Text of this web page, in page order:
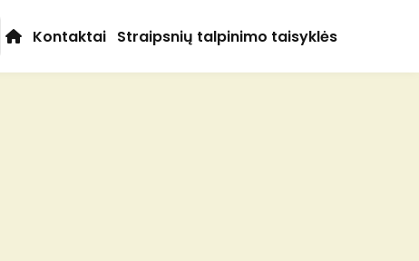
Kontaktai Straipsnių talpinimo taisyklės